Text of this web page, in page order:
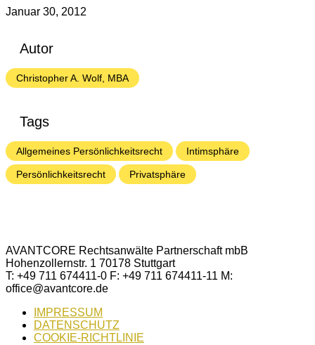
Januar 30, 2012
Autor
Christopher A. Wolf, MBA
Tags
Allgemeines Persönlichkeitsrecht Intimsphäre
Persönlichkeitsrecht Privatsphäre
AVANTCORE Rechtsanwälte Partnerschaft mbB
Hohenzollernstr. 1 70178 Stuttgart
T: +49 711 674411-0 F: +49 711 674411-11 M:
office@avantcore.de
IMPRESSUM
DATENSCHUTZ
COOKIE-RICHTLINIE